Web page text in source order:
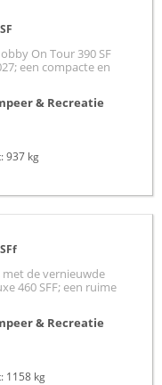
On Tour 390 SF
een compacte en
& Recreatie
937 kg
met de vernieuwde
460 SFF; een ruime
& Recreatie
1158 kg